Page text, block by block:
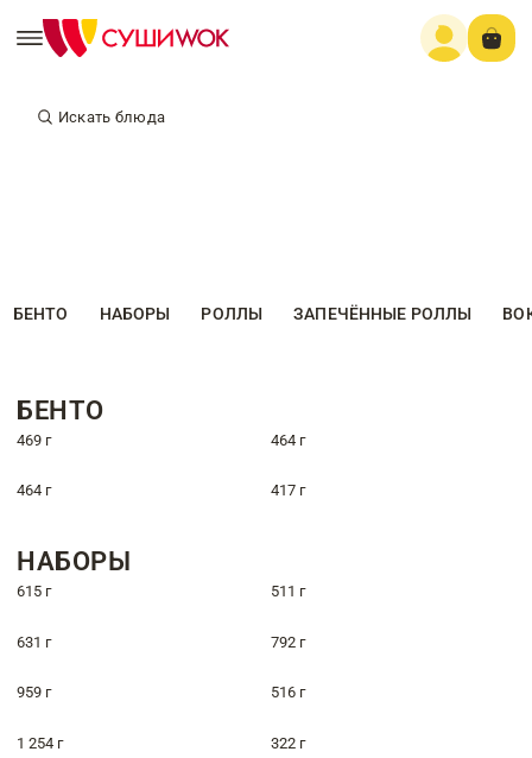
Искать блюда
БЕНТО НАБОРЫ РОЛЛЫ ЗАПЕЧЁННЫЕ РОЛЛЫ
БЕНТО
469 г 464 г
464 г 417 г
НАБОРЫ
615 г 511 г
631 г 792 г
959 г 516 г
1 254 г 322 г